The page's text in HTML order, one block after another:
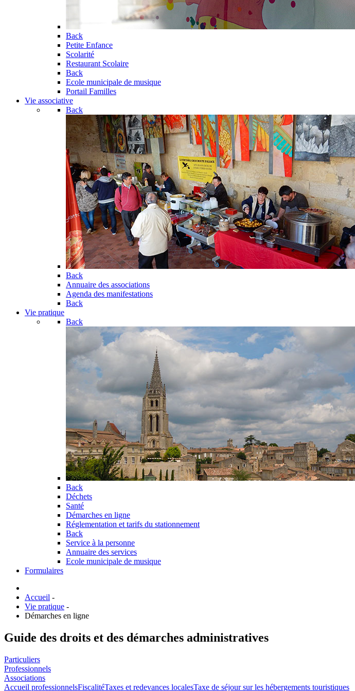
Back
Petite Enfance
Scolarité
Restaurant Scolaire
Back
Ecole municipale de musique
Portail Familles
Vie associative
Back
Back
Annuaire des associations
Agenda des manifestations
Back
Vie pratique
Back
Back
Déchets
Santé
Démarches en ligne
Réglementation et tarifs du stationnement
Back
Service à la personne
Annuaire des services
Ecole municipale de musique
Formulaires
Accueil -
Vie pratique -
Démarches en ligne
Guide des droits et des démarches administratives
Particuliers
Professionnels
Associations
Accueil professionnelsFiscalitéTaxes et redevances localesTaxe de séjour sur les hébergements touristiques